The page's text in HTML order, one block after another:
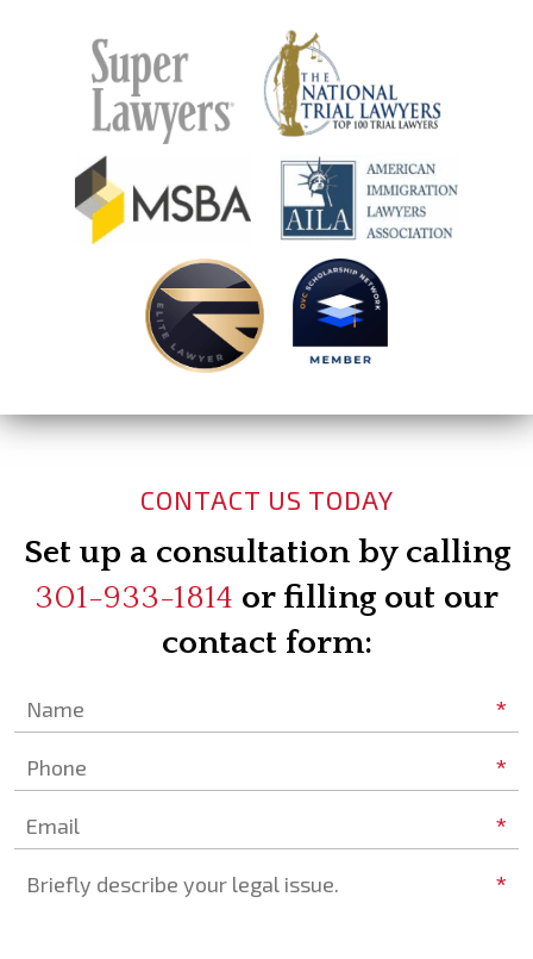
CONTACT US TODAY
Set up a consultation by calling
301-933-1814 or filling out our
contact form:
*
*
*
*